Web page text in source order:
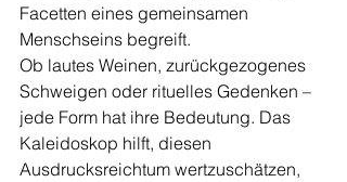
Facetten eines gemeinsamen
Menschseins begreift.
Ob lautes Weinen, zurückgezogenes
Schweigen oder rituelles Gedenken –
jede Form hat ihre Bedeutung. Das
Kaleidoskop hilft, diesen
Ausdrucksreichtum wertzuschätzen,